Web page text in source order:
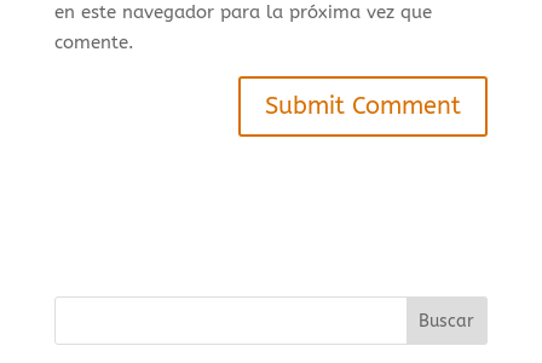
en este navegador para la próxima vez que
comente.
Buscar